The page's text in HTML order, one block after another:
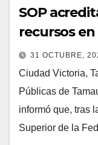
SOP
recursos
31 OCTUBRE,
Ciudad Victoria,
Públicas de
informó que, tras
Superior de la